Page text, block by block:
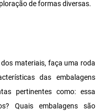
de formas diversas.
materiais, faça uma roda
das embalagens
pertinentes como: essa
Quais embalagens são